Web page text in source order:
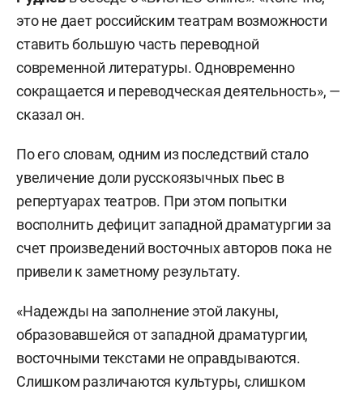
это не дает российским театрам возможности
ставить большую часть переводной
современной литературы. Одновременно
сокращается и переводческая деятельность», —
сказал он.
По его словам, одним из последствий стало
увеличение доли русскоязычных пьес в
репертуарах театров. При этом попытки
восполнить дефицит западной драматургии за
счет произведений восточных авторов пока не
привели к заметному результату.
«Надежды на заполнение этой лакуны,
образовавшейся от западной драматургии,
восточными текстами не оправдываются.
Слишком различаются культуры, слишком